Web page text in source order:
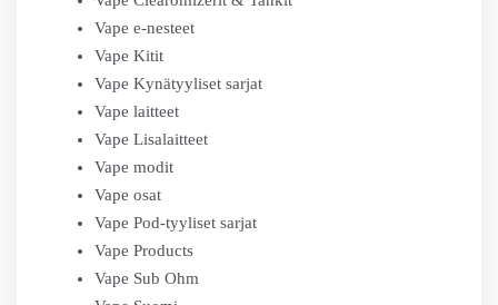
Vape e-nesteet
Vape Kitit
Vape Kynätyyliset sarjat
Vape laitteet
Vape Lisalaitteet
Vape modit
Vape osat
Vape Pod-tyyliset sarjat
Vape Products
Vape Sub Ohm